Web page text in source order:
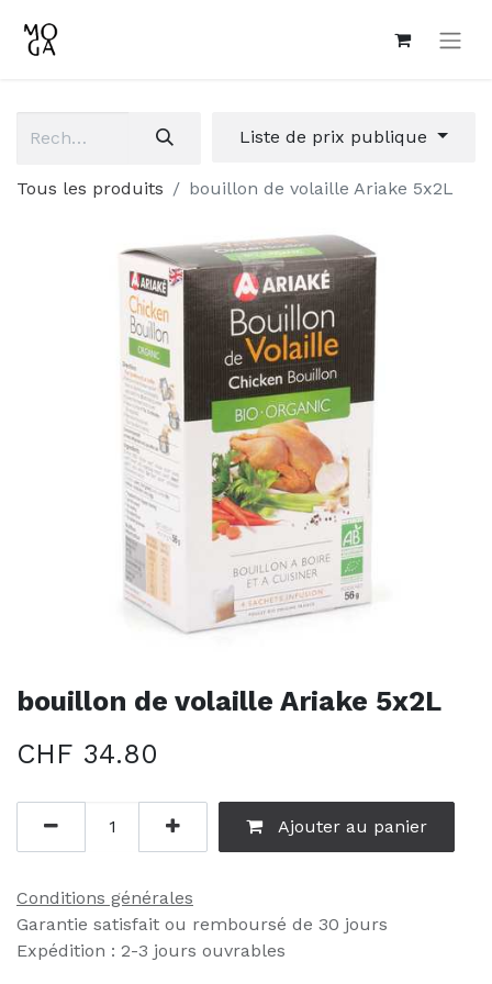
Liste de prix publique
Tous les produits bouillon de volaille Ariake 5x2L
bouillon de volaille Ariake 5x2L
CHF 34.80
Ajouter au panier
Conditions générales
Garantie satisfait ou remboursé de 30 jours
Expédition : 2-3 jours ouvrables